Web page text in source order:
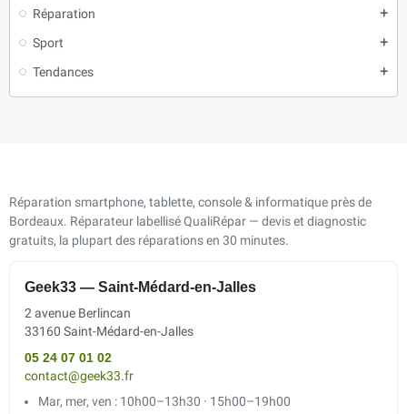
Réparation add
Sport add
Tendances add
Réparation smartphone, tablette, console & informatique près de
Bordeaux. Réparateur labellisé QualiRépar — devis et diagnostic
gratuits, la plupart des réparations en 30 minutes.
Geek33 — Saint-Médard-en-Jalles
2 avenue Berlincan
33160 Saint-Médard-en-Jalles
05 24 07 01 02
contact@geek33.fr
Mar, mer, ven : 10h00–13h30 · 15h00–19h00